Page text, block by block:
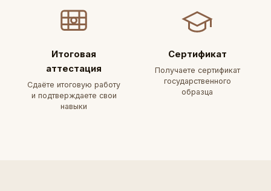
Итоговая
аттестация
Сдаёте итоговую работу
и подтверждаете свои
навыки
Сертификат
Получаете сертификат
государственного
образца